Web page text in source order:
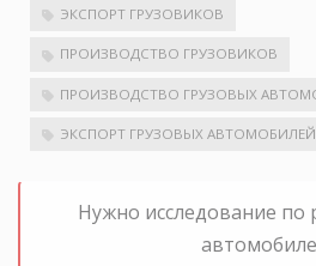
ЭКСПОРТ ГРУЗОВИКОВ
ПРОИЗВОДСТВО ГРУЗОВИКОВ
ПРОИЗВОДСТВО ГРУЗОВЫХ
ЭКСПОРТ ГРУЗОВЫХ АВТОМОБИЛЕЙ
Нужно исследование по